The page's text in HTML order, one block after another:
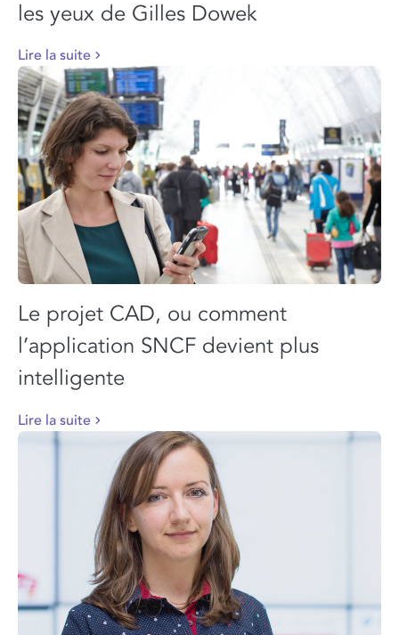
les yeux de Gilles Dowek
Lire la suite
Le projet CAD, ou comment
l’application SNCF devient plus
intelligente
Lire la suite